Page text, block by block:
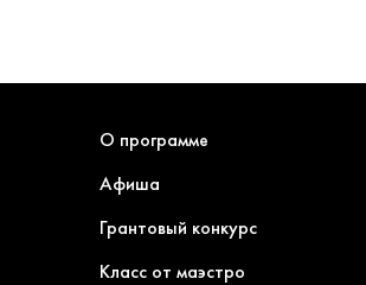
О программе
Афиша
Грантовый конкурс
Класс от маэстро